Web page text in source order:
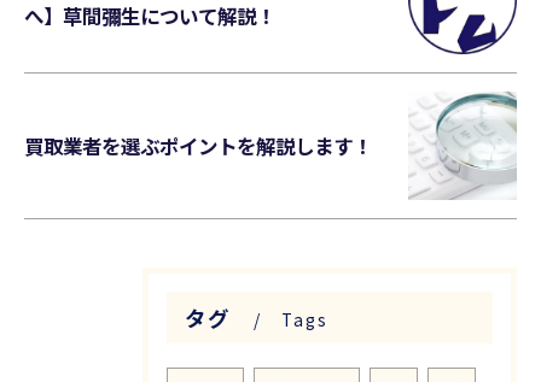
へ】草間彌生について解説！
買取業者を選ぶポイントを解説します！
タグ Tags